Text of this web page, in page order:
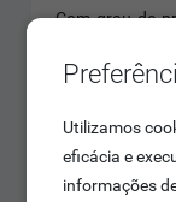
Com grau de
instalações
Aliança
Aliado ao
IdAccess -
Utilizamos
eficácia e
informações